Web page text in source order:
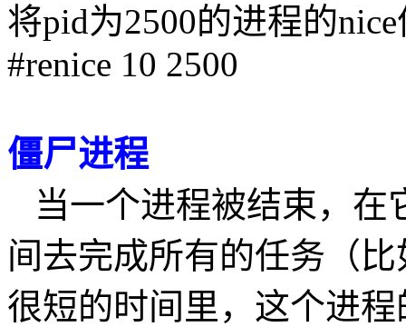
将pid为2500的进程的
#renice 10 2500
僵尸进程
当一个进程被结束，在
间去完成所有的任务（
很短的时间里，这个进